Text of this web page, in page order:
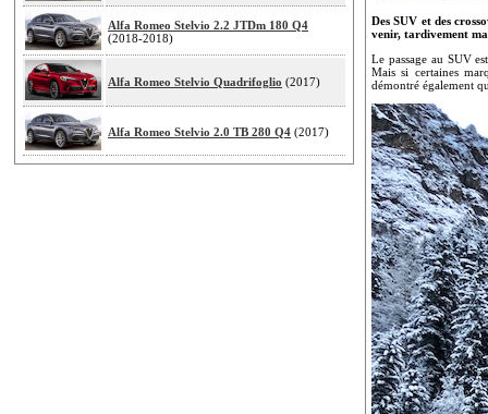
Alfa Romeo Stelvio 2.2 JTDm 180 Q4
(2018-2018)
Alfa Romeo Stelvio Quadrifoglio (2017)
Alfa Romeo Stelvio 2.0 TB 280 Q4 (2017)
Des SUV et des
venir, tardivement
Le passage au SUV
Mais si certaines
démontré également